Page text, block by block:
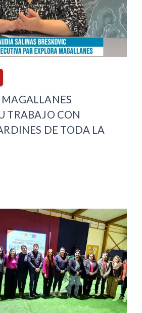
MAGALLANES
TRABAJO CON
DE TODA LA